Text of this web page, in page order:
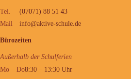
Tel.
(07071) 88 51 43
Mail
info@aktive-schule.de
Bürozeiten
Außerhalb der Schulferien
Mo – Do8:30 – 13:30 Uhr